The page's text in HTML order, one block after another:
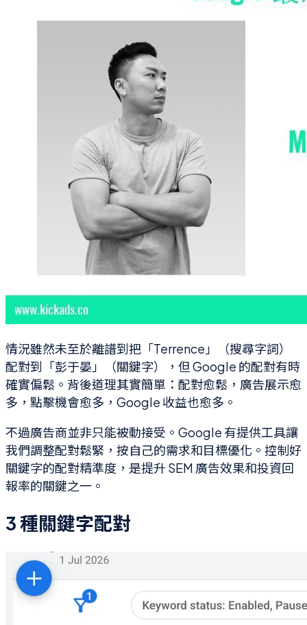
情況雖然未至於離譜到把「Terrence」（搜尋字詞）
配對到「彭于晏」（關鍵字），但 Google 的配對有時
確實偏鬆。背後道理其實簡單：配對愈鬆，廣告展示愈
多，點擊機會愈多，Google 收益也愈多。
不過廣告商並非只能被動接受。Google 有提供工具讓
我們調整配對鬆緊，按自己的需求和目標優化。控制好
關鍵字的配對精準度，是提升 SEM 廣告效果和投資回
報率的關鍵之一。
3 種關鍵字配對